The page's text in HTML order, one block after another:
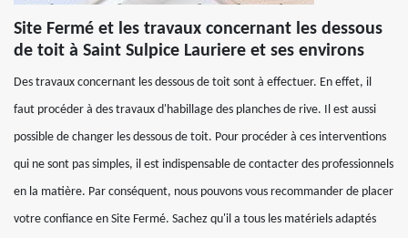
Site Fermé et les travaux concernant les dessous
de toit à Saint Sulpice Lauriere et ses environs
Des travaux concernant les dessous de toit sont à effectuer. En effet, il
faut procéder à des travaux d'habillage des planches de rive. Il est aussi
possible de changer les dessous de toit. Pour procéder à ces interventions
qui ne sont pas simples, il est indispensable de contacter des professionnels
en la matière. Par conséquent, nous pouvons vous recommander de placer
votre confiance en Site Fermé. Sachez qu'il a tous les matériels adaptés